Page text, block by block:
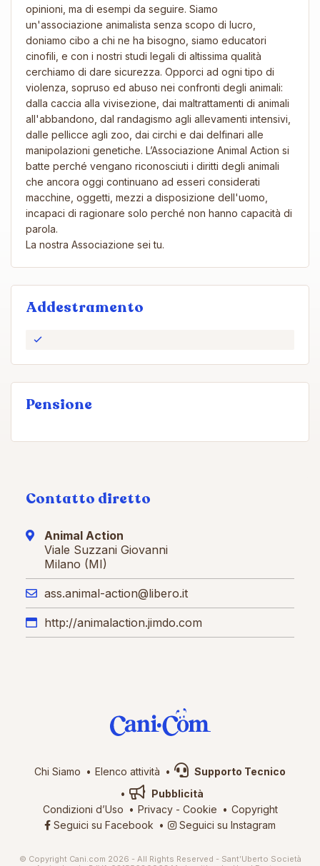
opinioni, ma di esempi da seguire. Siamo
un'associazione animalista senza scopo di lucro,
doniamo cibo a chi ne ha bisogno, siamo educatori
cinofili, e con i nostri studi legali di altissima qualità
cerchiamo di dare sicurezza. Opporci ad ogni tipo di
violenza, sopruso ed abuso nei confronti degli animali:
dalla caccia alla vivisezione, dai maltrattamenti di animali
all'abbandono, dal randagismo agli allevamenti intensivi,
dalle pellicce agli zoo, dai circhi e dai delfinari alle
manipolazioni genetiche. L’Associazione Animal Action si
batte perché vengano riconosciuti i diritti degli animali
che ancora oggi continuano ad esseri considerati
macchine, oggetti, mezzi a disposizione dell'uomo,
incapaci di ragionare solo perché non hanno capacità di
parola.
La nostra Associazione sei tu.
Addestramento
Pensione
Contatto diretto
Animal Action
Viale Suzzani Giovanni
Milano (MI)
ass.animal-action@libero.it
http://animalaction.jimdo.com
Chi Siamo Elenco attività
Supporto Tecnico
Pubblicità
Condizioni d’Uso
Privacy- Cookie
Copyright
Seguici su Facebook
Seguici su Instagram
© Copyright Cani.com 2026 - All Rights Reserved - Sant’Uberto Società